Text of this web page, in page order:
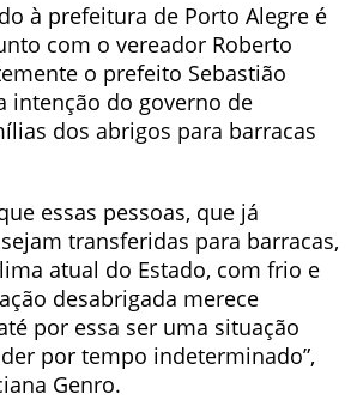
à prefeitura de Porto Alegre é
com o vereador Roberto
o prefeito Sebastião
intenção do governo de
dos abrigos para barracas
essas pessoas, que já
transferidas para barracas,
atual do Estado, com frio e
desabrigada merece
por essa ser uma situação
por tempo indeterminado”,
Genro.